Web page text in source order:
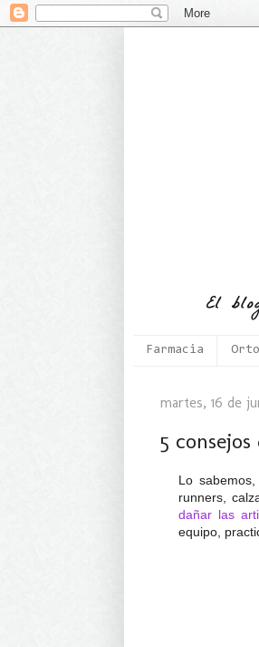
Farmacia
martes, 16 de
5
Lo
runners,
dañar las
equipo,